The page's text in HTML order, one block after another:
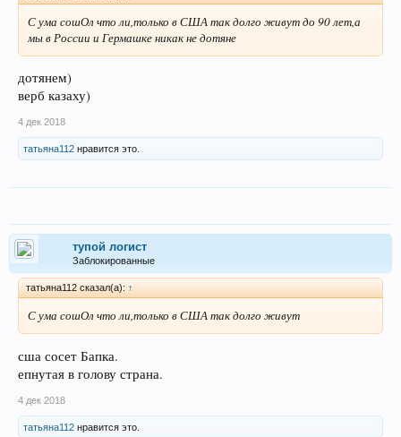
С ума сошОл что ли,только в США так долго живут до 90 лет,а
мы в России и Гермашке никак не дотяне
дотянем)
верб казаху)
4 дек 2018
татьяна112 нравится это.
тупой логист
Заблокированные
татьяна112 сказал(а): ↑
С ума сошОл что ли,только в США так долго живут
сша сосет Бапка.
епнутая в голову страна.
4 дек 2018
татьяна112 нравится это.